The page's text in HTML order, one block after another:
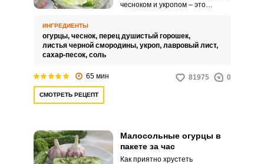
чесноком и укропом – это
многие блюда и восхищает
своим свежим вкусом. Готовить
малосольные огурцы в пакете с
чесноком и укропом быстрого
ИНГРЕДИЕНТЫ
огурцы, чеснок, перец душистый горошек,
листья черной смородины, укроп, лавровый лист,
сахар-песок, соль
65 мин 81975 0
СМОТРЕТЬ РЕЦЕПТ
Малосольные огурцы в
пакете за час
Как приятно хрустеть